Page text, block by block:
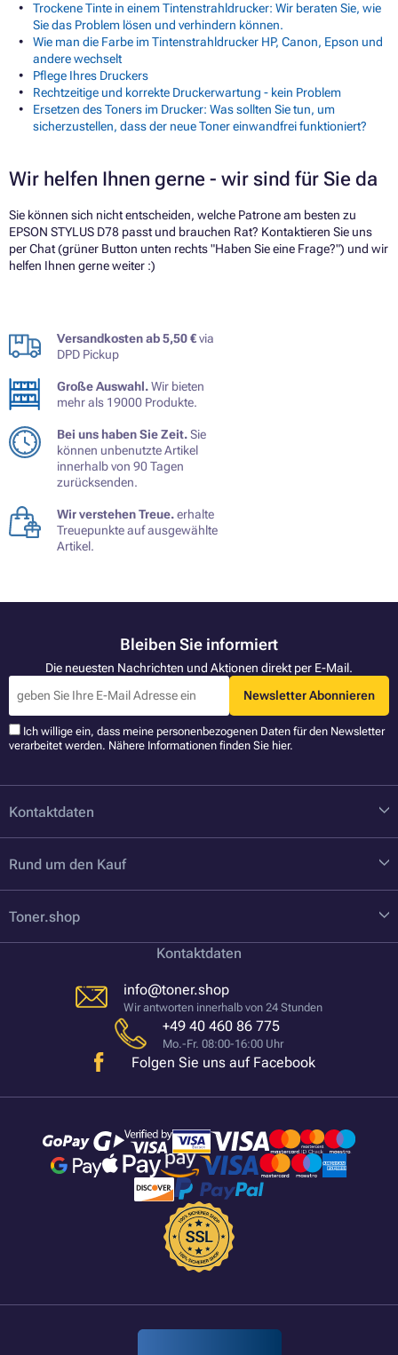
Trockene Tinte in einem Tintenstrahldrucker: Wir beraten Sie, wie
Sie das Problem lösen und verhindern können.
Wie man die Farbe im Tintenstrahldrucker HP, Canon, Epson und
andere wechselt
Pflege Ihres Druckers
Rechtzeitige und korrekte Druckerwartung - kein Problem
Ersetzen des Toners im Drucker: Was sollten Sie tun, um
sicherzustellen, dass der neue Toner einwandfrei funktioniert?
Wir helfen Ihnen gerne - wir sind für Sie da
Sie können sich nicht entscheiden, welche Patrone am besten zu
EPSON STYLUS D78 passt und brauchen Rat? Kontaktieren Sie uns
per Chat (grüner Button unten rechts "Haben Sie eine Frage?") und wir
helfen Ihnen gerne weiter :)
Versandkosten ab 5,50 €via
DPD Pickup
Große Auswahl.Wir bieten
mehr als 19000 Produkte.
Bei uns haben Sie Zeit.Sie
können unbenutzte Artikel
innerhalb von 90 Tagen
zurücksenden.
Wir verstehen Treue.erhalte
Treuepunkte auf ausgewählte
Artikel.
Bleiben Sie informiert
Die neuesten Nachrichten und Aktionen direkt per E-Mail.
Newsletter Abonnieren
Ich willige ein, dass meine personenbezogenen Daten für den Newsletter
verarbeitet werden. Nähere Informationen finden Sie hier.
Kontaktdaten
Rund um den Kauf
Toner.shop
Kontaktdaten
info@toner.shop
Wir antworten innerhalb von 24 Stunden
+49 40 460 86 775
Mo.-Fr. 08:00-16:00 Uhr
Folgen Sie uns auf Facebook